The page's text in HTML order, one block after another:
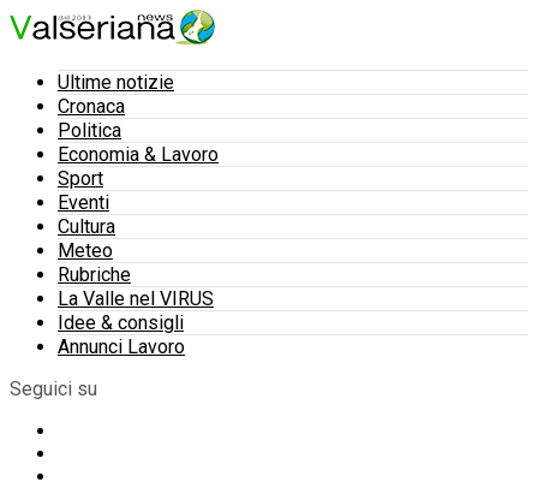
Ultime notizie
Cronaca
Politica
Economia & Lavoro
Sport
Eventi
Cultura
Meteo
Rubriche
La Valle nel VIRUS
Idee & consigli
Annunci Lavoro
Seguici su